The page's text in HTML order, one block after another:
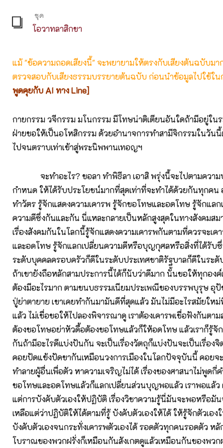
ชุด
โอวาทลาสิกขา
แม้ "ข้อความถอดเสียงนี้" จะพยายามให้ตรงกับเสียงต้นฉบับม
ตรวจสอบกับเสียงธรรมบรรยายต้นฉบับ ก่อนนำข้อมูลไปใช้ใน
พูดคุยกับ AI ทาง Line]
กายกรรม วจีกรรม มโนกรรม มีโทษน่าติเตียนอันใดถ้ามีอยู่ในร
ฝ่ายขอให้เป็นอโหสิกรรม ด้วยอำนาจการทำสามีจิกรรมในวัน
ไปจนตราบเท่าเข้าสู่พระนิพพานเทอญฯ
จะทำอะไร? ขอลา ทำพิธีลา เอาสิ พรุ่งนี้จะไปตามความ
กำหนด ให้ได้รับประโยชน์มากที่สุดเท่าที่จะทำได้ด้วยกันทุกคน
ทำวัตร รู้จักแสดงความเคารพ รู้จักขอโทษและอดโทษ รู้จักแล
ความดีซึ่งกันและกัน นี่แหละกลายเป็นหลักสูงสุดในทางสังคมส
เรื่องสังคมกันในโลกนี้รู้จักแสดงความเคารพกันตามที่ควรจะเ
และอดโทษ รู้จักแลกเปลี่ยนความดีหรือบุญกุศลหรือสิ่งที่ได้รับ
ระดับบุคคลครอบครัวก็ดีในระดับประเทศชาติรัฐบาลก็ดีในระดั
ถ้าเขายังถือหลักสามประการนี้ได้ก็นับว่าดีมาก นั้นขอให้ทุกองค์
ต้องมีอะไรมาก ตามขนบธรรมเนียมประเพณีของบรรพบุรุษ อุ
ปู่ย่าตายาย เขาเคยทำกันมามันดีที่สุดแล้ว มันไม่มีอะไรสมัยให
แล้ว ไม่เชื่อขอให้ไปลองพิจารณาดู เราต้องเคารพเชื่อฟังกันตาม
ต้องขอโทษอย่าหัวดื้อต้องขอโทษแล้วก็ให้อดโทษ แล้วเราก็รู้จั
กันถ้ามีอะไรดีแบ่งปันกัน จะเป็นเรื่องวัตถุก็แบ่งปันจะเป็นเรื่อง
คอยปัดแข้งปัดขากันเหมือนวงการเมืองในโลกปัจจุบันนี้ คอยจ
ทำลายผู้อื่นเพื่อตัว หาความเจริญไม่ได้ เรื่องของศาสนาไม่พูดกี่ค
ขอโทษและอดโทษแล้วก็แลกเปลี่ยนส่วนบุญพอแล้ว เราพอแล้ว
แต่การบังคับตัวเองให้ปฏิบัติ เรื่องวิชาความรู้นี่มันจะพอหรือมัน
เหลือแต่ว่าปฏิบัติให้ได้ตามที่รู้ บังคับตัวเองให้ได้ ให้รู้จักตัวเอง
บังคับตัวเองจนกระทั่งเคารพตัวเองได้ รอดตัวทุกคนรอดตัว หลั
โบราณของพวกฝรั่งก็เหมือนกันสังเกตดูแล้วเหมือนกันของพว